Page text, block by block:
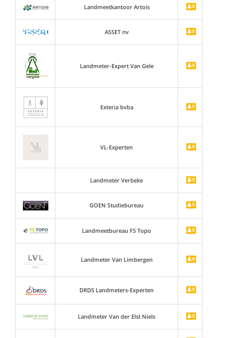
Landmeetkantoor Artois
ASSET nv
Landmeter-Expert Van Gele
Exteria bvba
VL-Experten
Landmeter Verbeke
GOEN Studiebureau
Landmeetbureau FS Topo
Landmeter Van Limbergen
DRDS Landmeters-Experten
Landmeter Van der Elst Niels